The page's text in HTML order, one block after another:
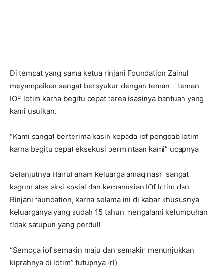
Di tempat yang sama ketua rinjani Foundation Zainul
meyampaikan sangat bersyukur dengan teman – teman
IOF lotim karna begitu cepat terealisasinya bantuan yang
kami usulkan.
“Kami sangat berterima kasih kepada iof pengcab lotim
karna begitu cepat eksekusi permintaan kami” ucapnya
Selanjutnya Hairul anam keluarga amaq nasri sangat
kagum atas aksi sosial dan kemanusian IOf lotim dan
Rinjani faundation, karna selama ini di kabar khususnya
keluarganya yang sudah 15 tahun mengalami kelumpuhan
tidak satupun yang perduli
“Semoga iof semakin maju dan semakin menunjukkan
kiprahnya di lotim” tutupnya (rl)